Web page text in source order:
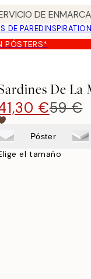
DE
DE PARED
PÓSTERS*
De La
€59 €
Póster
el tamaño